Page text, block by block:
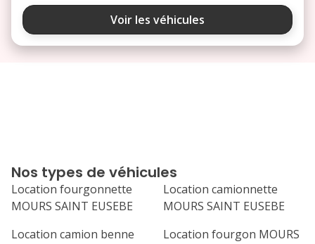
août 2026
ma me
24 25 26
31
septembre 2026
Voir les véhicules
Nos types de véhicules
Location fourgonnette
MOURS SAINT EUSEBE
Location camionnette
MOURS SAINT EUSEBE
Location camion benne
Location fourgon MOURS